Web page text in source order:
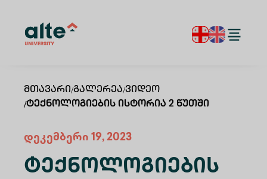
Მთავარი/Გალერეა/Ვიდეო
/Ტექნოლოგიების Ისტორია 2 Წუთში
დეკემბერი 19, 2023
Ტექნოლოგიების